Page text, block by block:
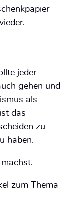
jeder
gehen und
als
das
zu
haben.
zum Thema